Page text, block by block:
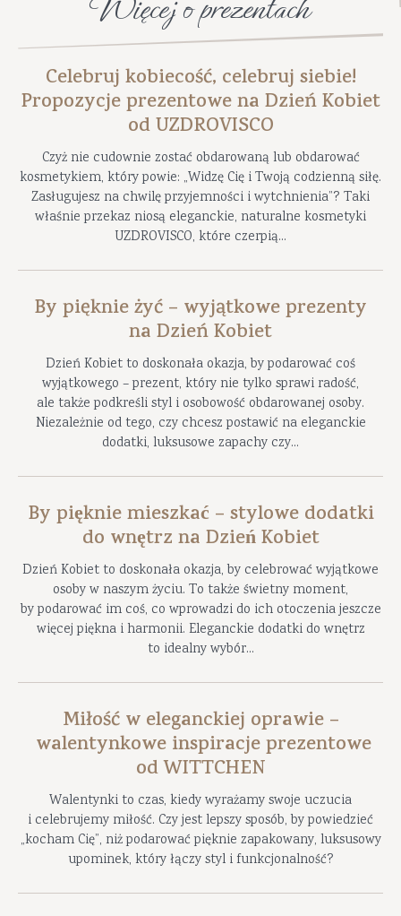
Celebruj kobiecość, celebruj siebie!
Propozycje prezentowe na Dzień Kobiet
od UZDROVISCO
Czyż nie cudownie zostać obdarowaną lub obdarować
kosmetykiem, który powie: „Widzę Cię i Twoją codzienną siłę.
Zasługujesz na chwilę przyjemności i wytchnienia”? Taki
właśnie przekaz niosą eleganckie, naturalne kosmetyki
UZDROVISCO, które czerpią...
By pięknie żyć – wyjątkowe prezenty
na Dzień Kobiet
Dzień Kobiet to doskonała okazja, by podarować coś
wyjątkowego – prezent, który nie tylko sprawi radość,
ale także podkreśli styl i osobowość obdarowanej osoby.
Niezależnie od tego, czy chcesz postawić na eleganckie
dodatki, luksusowe zapachy czy...
By pięknie mieszkać – stylowe dodatki
do wnętrz na Dzień Kobiet
Dzień Kobiet to doskonała okazja, by celebrować wyjątkowe
osoby w naszym życiu. To także świetny moment,
by podarować im coś, co wprowadzi do ich otoczenia jeszcze
więcej piękna i harmonii. Eleganckie dodatki do wnętrz
to idealny wybór...
Miłość w eleganckiej oprawie –
walentynkowe inspiracje prezentowe
od WITTCHEN
Walentynki to czas, kiedy wyrażamy swoje uczucia
i celebrujemy miłość. Czy jest lepszy sposób, by powiedzieć
„kocham Cię”, niż podarować pięknie zapakowany, luksusowy
upominek, który łączy styl i funkcjonalność?